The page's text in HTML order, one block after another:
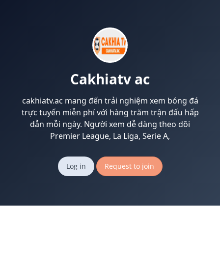
Cakhiatv ac
cakhiatv.ac mang đến trải nghiệm xem bóng đá
trực tuyến miễn phí với hàng trăm trận đấu hấp
dẫn mỗi ngày. Người xem dễ dàng theo dõi
Premier League, La Liga, Serie A,
Log in Request to join